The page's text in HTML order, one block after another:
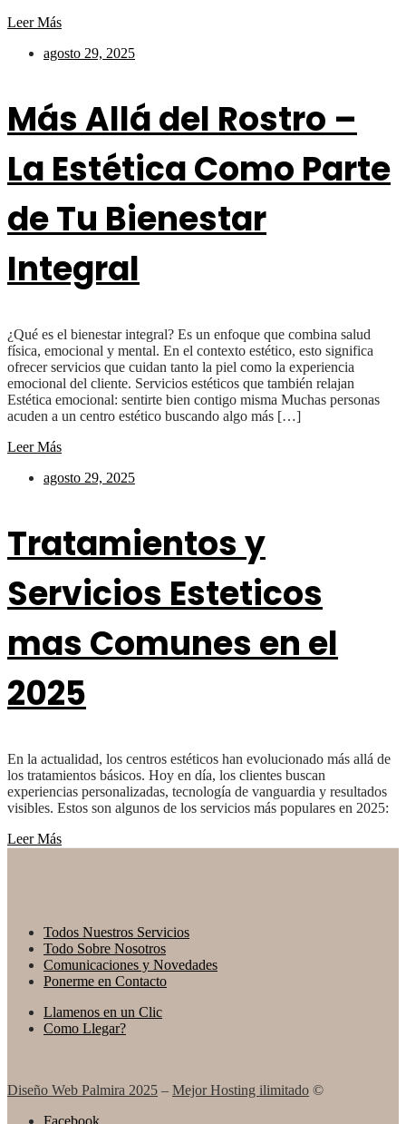
Leer Más
agosto 29, 2025
Más Allá del Rostro –
La Estética Como Parte
de Tu Bienestar
Integral
¿Qué es el bienestar integral? Es un enfoque que combina salud
física, emocional y mental. En el contexto estético, esto significa
ofrecer servicios que cuidan tanto la piel como la experiencia
emocional del cliente. Servicios estéticos que también relajan
Estética emocional: sentirte bien contigo misma Muchas personas
acuden a un centro estético buscando algo más […]
Leer Más
agosto 29, 2025
Tratamientos y
Servicios Esteticos
mas Comunes en el
2025
En la actualidad, los centros estéticos han evolucionado más allá de
los tratamientos básicos. Hoy en día, los clientes buscan
experiencias personalizadas, tecnología de vanguardia y resultados
visibles. Estos son algunos de los servicios más populares en 2025:
Leer Más
Todos Nuestros Servicios
Todo Sobre Nosotros
Comunicaciones y Novedades
Ponerme en Contacto
Llamenos en un Clic
Como Llegar?
Diseño Web Palmira 2025 – Mejor Hosting ilimitado ©
Facebook